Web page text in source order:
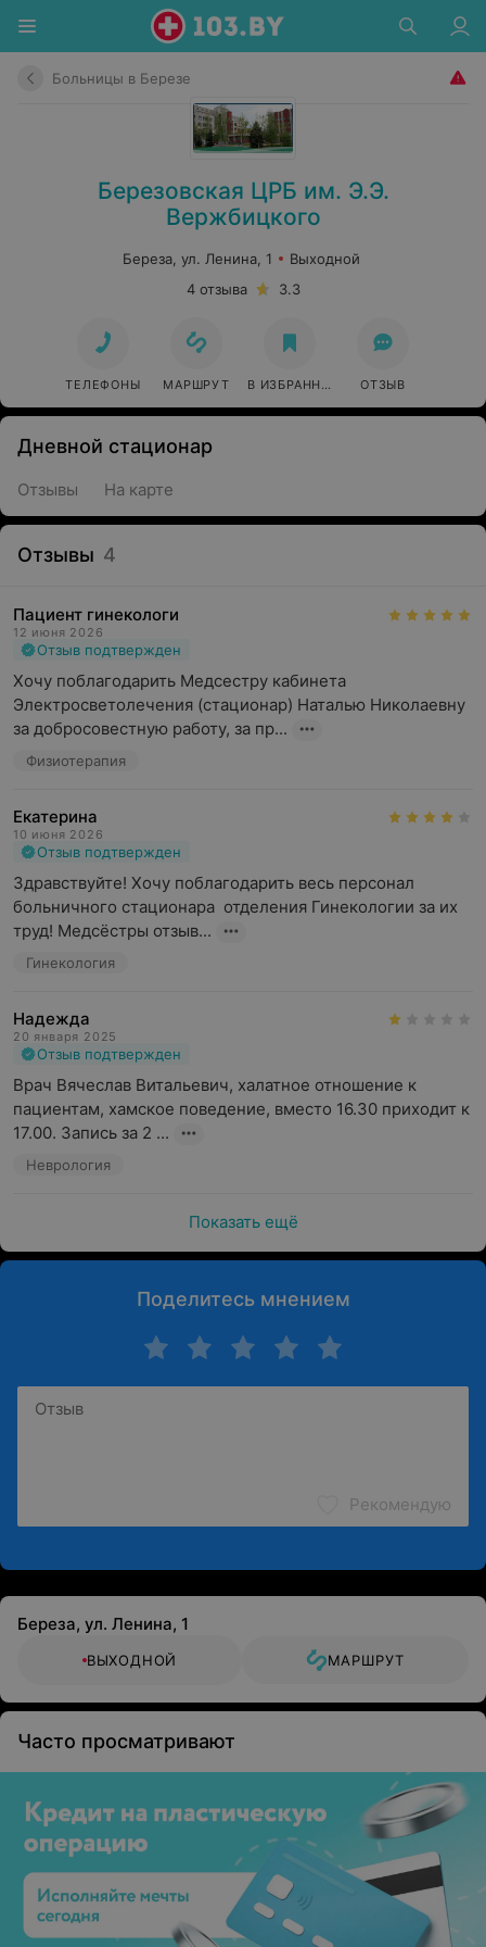
Больницы в Березе
Березовская ЦРБ им. Э.Э.
Вержбицкого
Береза, ул. Ленина, 1
Выходной
4 отзыва
3.3
ТЕЛЕФОНЫ МАРШРУТ В ИЗБРАННОЕ ОТЗЫВ
Дневной стационар
Отзывы На карте
Отзывы 4
Пациент гинекологи
12 июня 2026
Отзыв подтвержден
Хочу поблагодарить Медсестру кабинета
Электросветолечения (стационар) Наталью Николаевну
за добросовестную работу, за пр...
Физиотерапия
Екатерина
10 июня 2026
Отзыв подтвержден
Здравствуйте! Хочу поблагодарить весь персонал
больничного стационара  отделения Гинекологии за их
труд! Медсёстры отзыв...
Гинекология
Надежда
20 января 2025
Отзыв подтвержден
Врач Вячеслав Витальевич, халатное отношение к
пациентам, хамское поведение, вместо 16.30 приходит к
17.00. Запись за 2 ...
Неврология
Показать ещё
Поделитесь мнением
Рекомендую
Береза, ул. Ленина, 1
ВЫХОДНОЙ МАРШРУТ
Часто просматривают